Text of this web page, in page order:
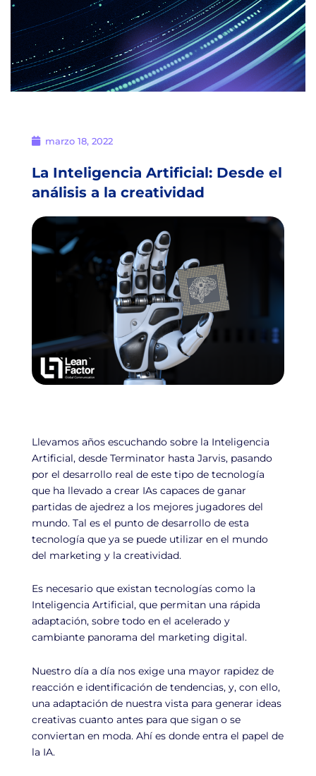
marzo 18, 2022
La Inteligencia Artificial: Desde el
análisis a la creatividad
Llevamos años escuchando sobre la Inteligencia
Artificial, desde Terminator hasta Jarvis, pasando
por el desarrollo real de este tipo de tecnología
que ha llevado a crear IAs capaces de ganar
partidas de ajedrez a los mejores jugadores del
mundo. Tal es el punto de desarrollo de esta
tecnología que ya se puede utilizar en el mundo
del marketing y la creatividad.
Es necesario que existan tecnologías como la
Inteligencia Artificial, que permitan una rápida
adaptación, sobre todo en el acelerado y
cambiante panorama del marketing digital.
Nuestro día a día nos exige una mayor rapidez de
reacción e identificación de tendencias, y, con ello,
una adaptación de nuestra vista para generar ideas
creativas cuanto antes para que sigan o se
conviertan en moda. Ahí es donde entra el papel de
la IA.